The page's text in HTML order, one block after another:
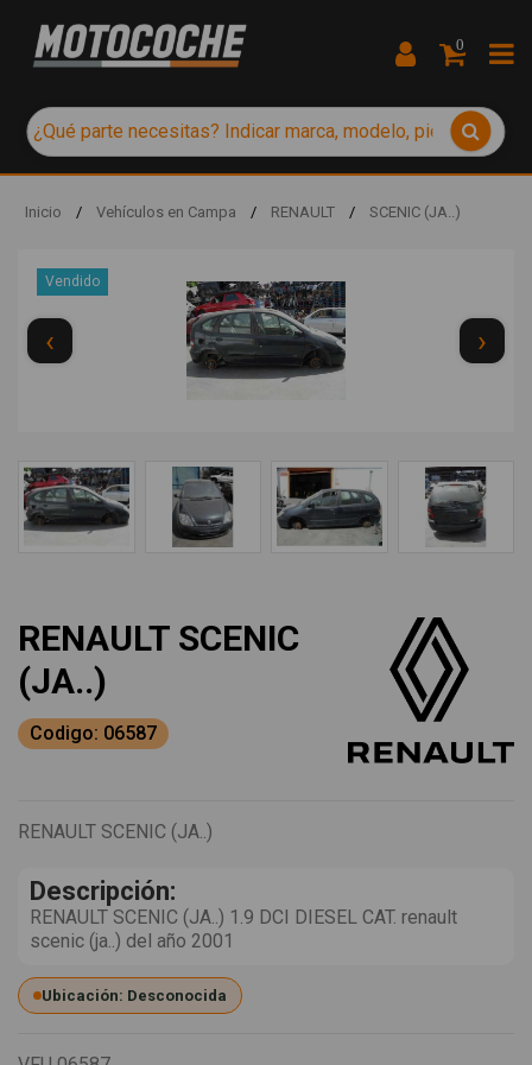
0
Inicio / Vehículos en Campa / RENAULT / SCENIC (JA..)
Vendido
‹ ›
RENAULT SCENIC
(JA..)
Codigo: 06587
RENAULT SCENIC (JA..)
Descripción:
RENAULT SCENIC (JA..) 1.9 DCI DIESEL CAT. renault
scenic (ja..) del año 2001
Ubicación: Desconocida